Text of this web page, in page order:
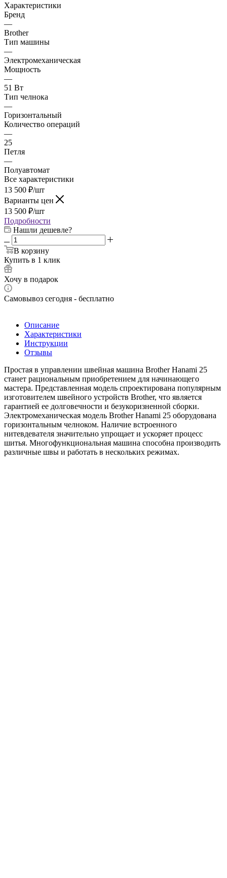
Характеристики
Бренд
—
Brother
Тип машины
—
Электромеханическая
Мощность
—
51 Вт
Тип челнока
—
Горизонтальный
Количество операций
—
25
Петля
—
Полуавтомат
Все характеристики
13 500 ₽/шт
Варианты цен
13 500 ₽/шт
Подробности
Нашли дешевле?
В корзину
Купить в 1 клик
Хочу в подарок
Самовывоз сегодня - бесплатно
Описание
Характеристики
Инструкции
Отзывы
Простая в управлении швейная машина Brother Hanami 25
станет рациональным приобретением для начинающего
мастера. Представленная модель спроектирована популярным
изготовителем швейного устройств Brother, что является
гарантией ее долговечности и безукоризненной сборки.
Электромеханическая модель Brother Hanami 25 оборудована
горизонтальным челноком. Наличие встроенного
нитевдевателя значительно упрощает и ускоряет процесс
шитья. Многофункциональная машина способна производить
различные швы и работать в нескольких режимах.